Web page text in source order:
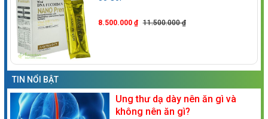
8.500.000 ₫ 11.500.000 ₫
TIN NỔI BẬT
Ung thư dạ dày nên ăn gì và
không nên ăn gì?